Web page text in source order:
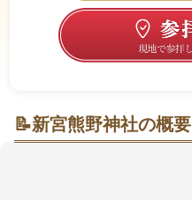
📝新宮熊野神社の概要